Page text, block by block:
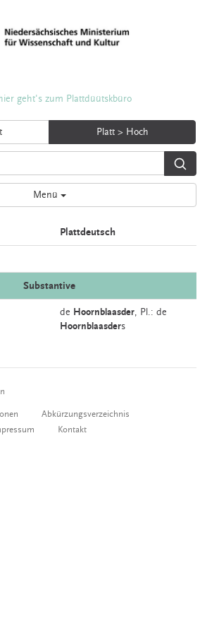
geht's zum Plattdüütskbüro
Platt > Hoch
Menü
Plattdeutsch
Substantive
de Hoornblaasder, Pl.: de
Hoornblaasders
Abkürzungsverzeichnis
Kontakt